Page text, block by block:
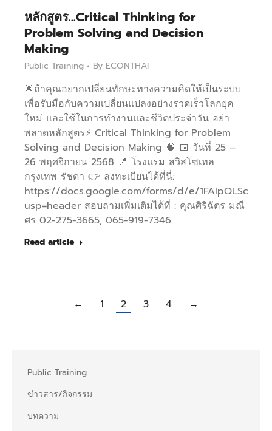
หลักสูตร…Critical Thinking for
Problem Solving and Decision
Making
Public Training By ECONTHAI
🌟ถ้าคุณอยากเปลี่ยนทักษะทางความคิดให้เป็นระบบ
เพื่อรับมือกับความเปลี่ยนแปลงอย่างรวดเร็วโลกยุค
ใหม่ และใช้ในการทำงานและชีวิตประจำวัน อย่า
พลาดหลักสูตร⚡️ Critical Thinking for Problem
Solving and Decision Making 🧠 📅 วันที่ 25 –
26 พฤศจิกายน 2568 📍 โรงแรม สวิสโซเทล
กรุงเทพ รัชดา 👉 ลงทะเบียนได้ที่นี่:
https://docs.google.com/forms/d/e/
usp=header สอบถามเพิ่มเติมได้ที่ : คุณศิริฉัตร มณี
ศร 02-275-3665, 065-919-7346
Read article
← 1 2 3 4 →
Public Training
ข่าวสาร/กิจกรรม
บทความ